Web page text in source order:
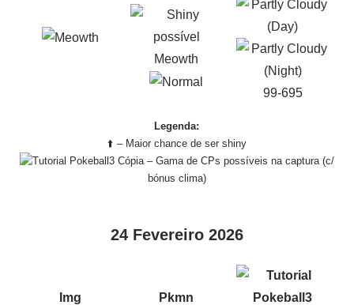
Meowth
99-695
Legenda:
⬆️ – Maior chance de ser shiny
– Gama de CPs possíveis na captura (c/
bónus clima)
24 Fevereiro 2026
Img Pkmn